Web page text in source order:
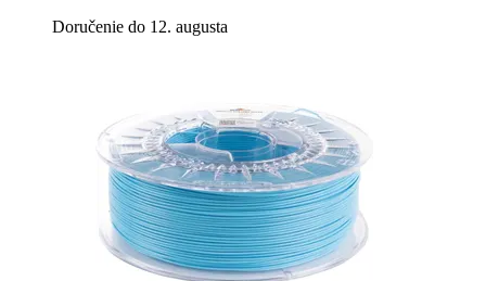
Doručenie do 12. augusta